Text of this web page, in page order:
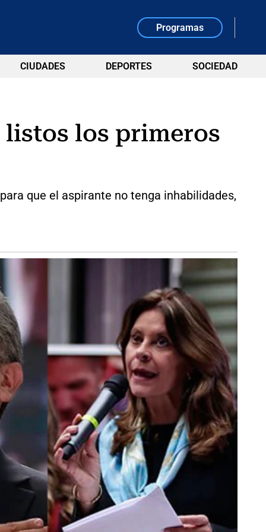
Programas
CIUDADES DEPORTES SOCIEDAD
listos los primeros
que el aspirante no tenga inhabilidades,